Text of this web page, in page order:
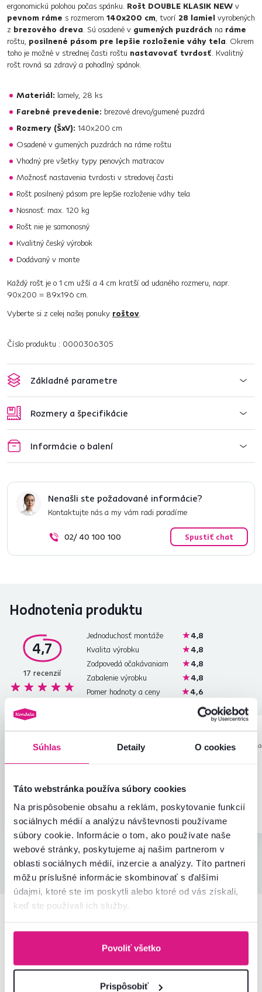
Súhlas Detaily O cookies
Táto webstránka používa súbory cookies
Na prispôsobenie obsahu a reklám, poskytovanie funkcií
sociálnych médií a analýzu návštevnosti používame
súbory cookie. Informácie o tom, ako používate naše
webové stránky, poskytujeme aj našim partnerom v
oblasti sociálnych médií, inzercie a analýzy. Títo partneri
môžu príslušné informácie skombinovať s ďalšími
údajmi, ktoré ste im poskytli alebo ktoré od vás získali,
keď ste používali ich služby.
Povoliť všetko
Prispôsobiť
ergonomickú polohou počas spánku. Rošt DOUBLE KLASIK NEW v
pevnom ráme s rozmerom 140x200 cm, tvorí 28 lamiel vyrobených
z brezového dreva. Sú osadené v gumených puzdrách na ráme
roštu, posilnené pásom pre lepšie rozloženie váhy tela. Okrem
toho je možné v strednej časti roštu nastavovať tvrdosť. Kvalitný
rošt rovná sa zdravý a pohodlný spánok.
Materiál: lamely, 28 ks
Farebné prevedenie: brezové drevo/gumené puzdrá
Rozmery (ŠxV): 140x200 cm
Osadené v gumených puzdrách na ráme roštu
Vhodný pre všetky typy penových matracov
Možnosť nastavenia tvrdosti v stredovej časti
Rošt posilnený pásom pre lepšie rozloženie váhy tela
Nosnosť: max. 120 kg
Rošt nie je samonosný
Kvalitný český výrobok
Dodávaný v monte
Každý rošt je o 1 cm užší a 4 cm kratší od udaného rozmeru, napr.
90x200 = 89x196 cm.
Vyberte si z celej našej ponuky roštov.
Číslo produktu : 0000306305
Základné parametre
Rozmery a špecifikácie
Informácie o balení
Nenašli ste požadované informácie?
Kontaktujte nás a my vám radi poradíme
02/ 40 100 100 Spustiť chat
Hodnotenia produktu
4,7
17 recenzií
Jednoduchosť montáže
4,8
Kvalita výrobku
4,8
Zodpovedá očakávaniam
4,8
Zabalenie výrobku
4,8
Pomer hodnoty a ceny
4,6
A
Anonym
3.3.2026, Naháč,
5hviezdičiek
Overený
nákup
Užitočné
I
Ida L.
29.4.2026,
Všetky recenzie
Podobné produkty